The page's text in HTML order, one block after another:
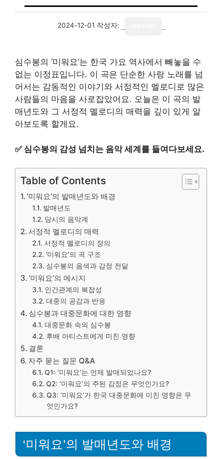
2024-12-01 작성자:
심수봉의 ‘미워요’는 한국 가요 역사에서 빼놓을 수
없는 이정표입니다. 이 곡은 단순한 사랑 노래를 넘
어서는 감동적인 이야기와 서정적인 멜로디로 많은
사람들의 마음을 사로잡았어요. 오늘은 이 곡의 발
매년도와 그 서정적 멜로디의 매력을 깊이 있게 알
아보도록 할게요.
✅ 심수봉의 감성 넘치는 음악 세계를 들여다보세요.
Table of Contents
‘미워요’의 발매년도와 배경
발매년도
당시의 음악계
서정적 멜로디의 매력
서정적 멜로디의 정의
‘미워요’의 곡 구조
심수봉의 음색과 감정 전달
‘미워요’의 메시지
인간관계의 복잡성
대중의 공감과 반응
심수봉과 대중문화에 대한 영향
대중문화 속의 심수봉
후배 아티스트에게 미친 영향
결론
자주 묻는 질문 Q&A
Q1: ‘미워요’는 언제 발매되었나요?
Q2: ‘미워요’의 주된 감정은 무엇인가요?
Q3: ‘미워요’가 한국 대중문화에 미친 영향은 무
엇인가요?
‘미워요’의 발매년도와 배경